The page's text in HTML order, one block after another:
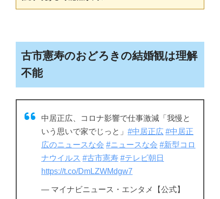
古市憲寿のおどろきの結婚観は理解
不能
中居正広、コロナ影響で仕事激減「我慢と
いう思いで家でじっと」 #中居正広 #中居正
広のニュースな会 #ニュースな会 #新型コロ
ナウイルス #古市憲寿 #テレビ朝日
https://t.co/DmLZWMdgw7
— マイナビニュース・エンタメ【公式】